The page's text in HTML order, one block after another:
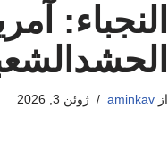
النجباء:
ازaminkav ژوئن 3, 2026